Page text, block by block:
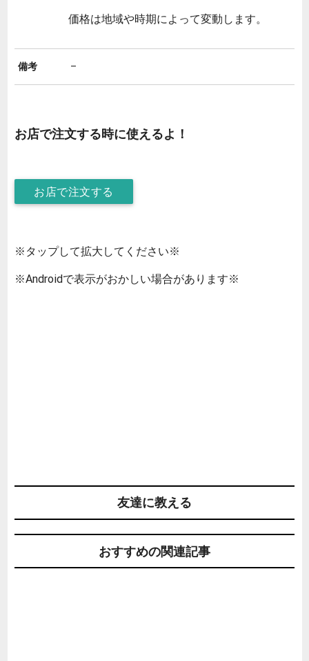
価格は地域や時期によって変動します。
備考 –
お店で注文する時に使えるよ！
お店で注文する
※タップして拡大してください※
※Androidで表示がおかしい場合があります※
友達に教える
おすすめの関連記事